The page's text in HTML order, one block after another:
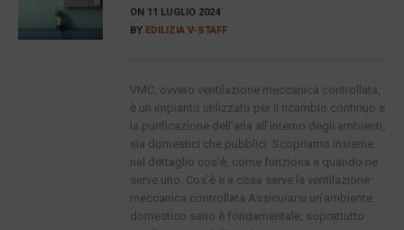
ON 11 LUGLIO 2024
BY EDILIZIA V-STAFF
VMC, ovvero ventilazione meccanica controllata,
è un impianto utilizzato per il ricambio continuo e
la purificazione dell’aria all’interno degli ambienti,
sia domestici che pubblici. Scopriamo insieme
nel dettaglio cos’è, come funziona e quando ne
serve uno. Cos’è e a cosa serve la ventilazione
meccanica controllata Assicurarsi un’ambiente
domestico sano è fondamentale, soprattutto